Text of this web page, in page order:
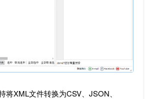
将XML文件转换为CSV、JSON、